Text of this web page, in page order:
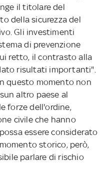
il titolare del
della sicurezza del
Gli investimenti
di prevenzione
retto, il contrasto alla
risultati importanti".
questo momento non
altro paese al
forze dell'ordine,
civile che hanno
essere considerato
storico, però,
parlare di rischio